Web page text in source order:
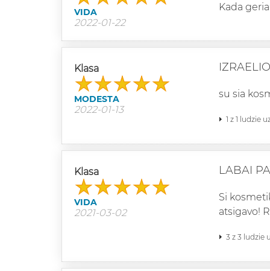
VIDA
2022-01-22
Kada
Klasa
MODESTA
2022-01-13
su sia
1 z 1 ludzie
Klasa
VIDA
2021-03-02
LABAI
Si
atsigavo!
3 z 3 ludzie